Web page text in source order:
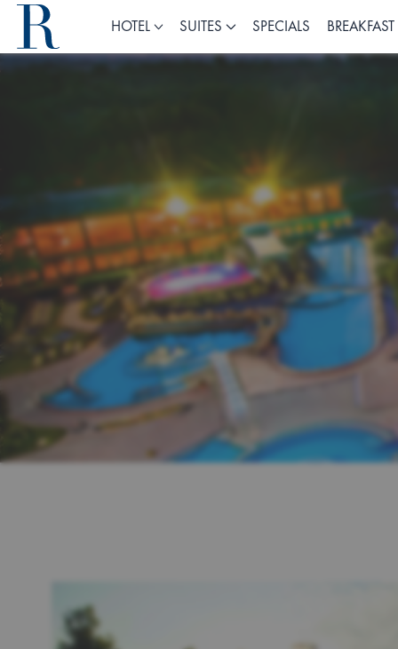
HOTEL SUITES SPECIALS BREAKFAST